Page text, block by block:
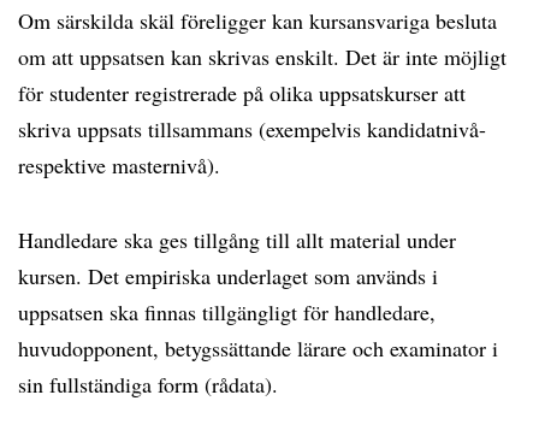
Om särskilda skäl föreligger kan kursansvariga besluta
om att uppsatsen kan skrivas enskilt. Det är inte möjligt
för studenter registrerade på olika uppsatskurser att
skriva uppsats tillsammans (exempelvis kandidatnivå-
respektive masternivå).
Handledare ska ges tillgång till allt material under
kursen. Det empiriska underlaget som används i
uppsatsen ska finnas tillgängligt för handledare,
huvudopponent, betygssättande lärare och examinator i
sin fullständiga form (rådata).